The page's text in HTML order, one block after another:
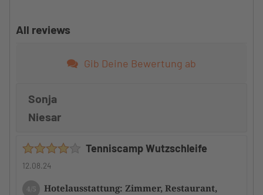
All reviews
Gib Deine Bewertung ab
Sonja
Niesar
Tenniscamp Wutzschleife
12.08.24
4/5
Hotelausstattung: Zimmer, Restaurant,